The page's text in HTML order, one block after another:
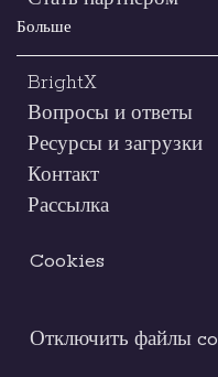
Больше
BrightX
Вопросы и ответы
Ресурсы и загрузки
Контакт
Рассылка
Cookies
Отключить файлы